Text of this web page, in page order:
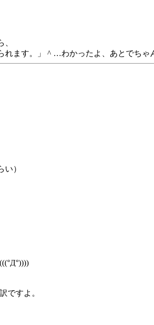
れます。」 ^ …わかったよ、あとでちゃ
）
ですよ。